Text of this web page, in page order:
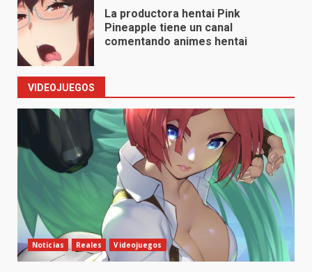
La productora hentai Pink
Pineapple tiene un canal
comentando animes hentai
VIDEOJUEGOS
Noticias Reales Videojuegos